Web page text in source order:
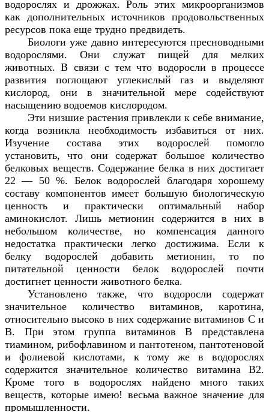
водорослях и дрожжах. Роль этих микроорганизмов
как дополнительных источников продовольственных
ресурсов пока еще трудно предвидеть.
Биологи уже давно интересуются пресноводными
водорослями. Они служат пищей для мелких
животных. В связи с тем что водоросли в процессе
развития поглощают углекислый газ и выделяют
кислород, они в значительной мере содействуют
насыщению водоемов кислородом.
Эти низшие растения привлекли к себе внимание,
когда возникла необходимость избавиться от них.
Изучение состава этих водорослей помогло
установить, что они содержат большое количество
белковых веществ. Содержание белка в них достигает
22 — 50 %. Белок водорослей благодаря хорошему
составу компонентов имеет большую биологическую
ценность и практически оптимальный набор
аминокислот. Лишь метионин содержится в них в
небольшом количестве, но компенсация данного
недостатка практически легко достижима. Если к
белку водорослей добавить метионин, то по
питательной ценности белок водорослей почти
достигнет ценности животного белка.
Установлено также, что водоросли содержат
значительное количество витаминов, каротина,
относительно высоко в них содержание витаминов С и
В. При этом группа витаминов В представлена
тиамином, рибофлавином и пантотеном, пантотеновой
и фолиевой кислотами, к тому же в водорослях
содержится значительное количество витамина B2.
Кроме того в водорослях найдено много таких
веществ, которые имею! весьма важное значение для
промышленности.